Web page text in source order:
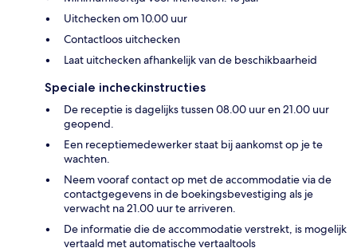
Uitchecken om 10.00 uur
Contactloos uitchecken
Laat uitchecken afhankelijk van de beschikbaarheid
Speciale incheckinstructies
De receptie is dagelijks tussen 08.00 uur en 21.00 uur
geopend.
Een receptiemedewerker staat bij aankomst op je te
wachten.
Neem vooraf contact op met de accommodatie via de
contactgegevens in de boekingsbevestiging als je
verwacht na 21.00 uur te arriveren.
De informatie die de accommodatie verstrekt, is mogelijk
vertaald met automatische vertaaltools